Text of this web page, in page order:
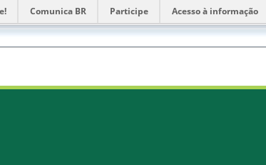
Comunica BR Participe Acesso à informação